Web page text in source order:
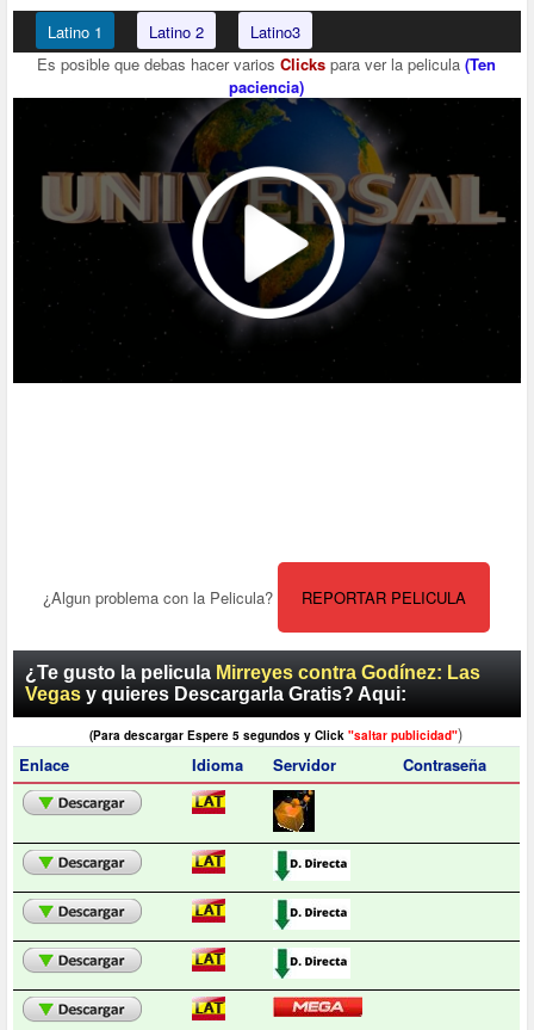
Latino 1 Latino 2
Latino3
Es posible que debas hacer variosClicks para ver la pelicula(Ten
paciencia)
¿Algun problema con la Pelicula? REPORTAR PELICULA
¿Te gusto la pelicula Mirreyes contra Godínez: Las
Vegas y quieres Descargarla Gratis? Aqui:
(Para descargar Espere 5 segundos y Click "saltar publicidad")
Enlace
Idioma Servidor Contraseña